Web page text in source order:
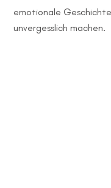
emotionale
unvergesslich machen.